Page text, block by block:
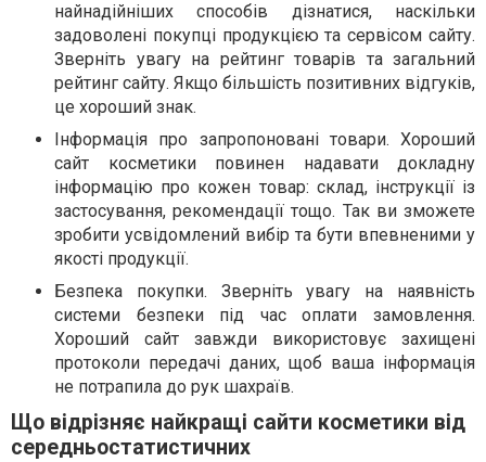
найнадійніших способів дізнатися, наскільки
задоволені покупці продукцією та сервісом сайту.
Зверніть увагу на рейтинг товарів та загальний
рейтинг сайту. Якщо більшість позитивних відгуків,
це хороший знак.
Інформація про запропоновані товари. Хороший
сайт косметики повинен надавати докладну
інформацію про кожен товар: склад, інструкції із
застосування, рекомендації тощо. Так ви зможете
зробити усвідомлений вибір та бути впевненими у
якості продукції.
Безпека покупки. Зверніть увагу на наявність
системи безпеки під час оплати замовлення.
Хороший сайт завжди використовує захищені
протоколи передачі даних, щоб ваша інформація
не потрапила до рук шахраїв.
Що відрізняє найкращі сайти косметики від
середньостатистичних